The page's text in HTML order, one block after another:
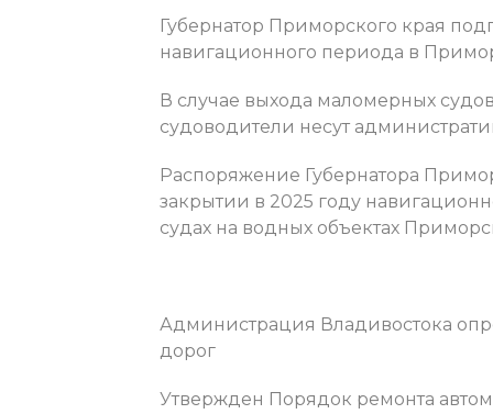
Губернатор Приморского края
навигационного периода в
В случае выхода маломерных
судоводители несут
Распоряжение Губернатора
закрытии в 2025 году
судах на водных объектах
Администрация Владивостока
дорог
Утвержден Порядок ремонта